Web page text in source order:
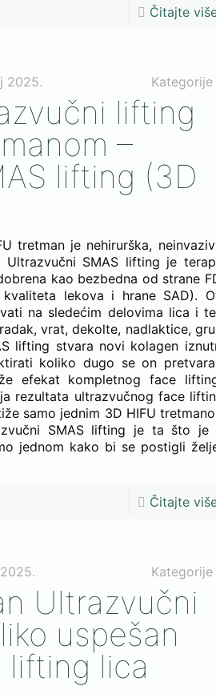
Čitajte
2025. Kategorije
lifting
–
lifting (3D
tretman je nehirurška,
SMAS lifting je
kao bezbedna od strane
lekova i hrane SAD).
na sledećim delovima lica i
vrat, dekolte, nadlaktice,
lifting stvara novi kolagen
koliko dugo se on
efekat kompletnog face
rezultata ultrazvučnog face
samo jednim 3D HIFU
SMAS lifting je ta što je
jednom kako bi se postigli
Čitajte
Kategorije
Ultrazvučni
uspešan
lifting lica